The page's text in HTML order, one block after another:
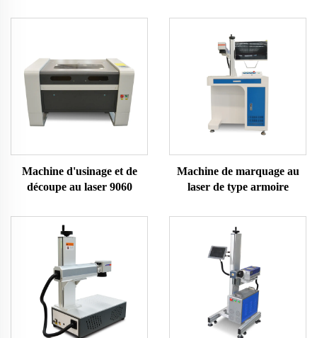
Machine d'usinage et de
découpe au laser 9060
Machine de marquage au
laser de type armoire